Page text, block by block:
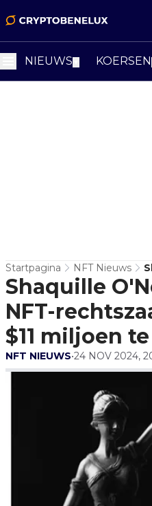
NIEUWS KOERSEN
Startpagina NFT Nieuws
Shaquille
NFT-
$11 miljoen
NFT NIEUWS•24 NOV 2024,